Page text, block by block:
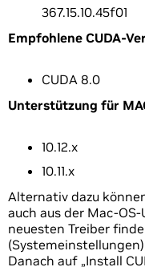
367.15.10.45f01
Empfohlene CUDA-
CUDA 8.0
Unterstützung für
10.12.x
10.11.x
Alternativ dazu
auch aus der Mac-
neuesten Treiber
Danach auf „Install